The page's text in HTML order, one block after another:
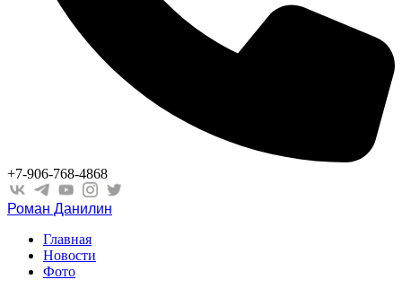
+7-906-768-4868
Роман Данилин
Главная
Новости
Фото